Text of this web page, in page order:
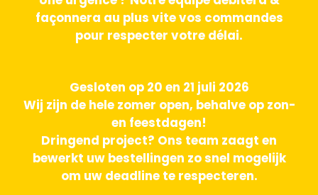
façonnera au plus vite vos commandes
pour respecter votre délai.
Gesloten op 20 en 21 juli 2026
Wij zijn de hele zomer open, behalve op zon-
en feestdagen!
Dringend project? Ons team zaagt en
bewerkt uw bestellingen zo snel mogelijk
om uw deadline te respecteren.